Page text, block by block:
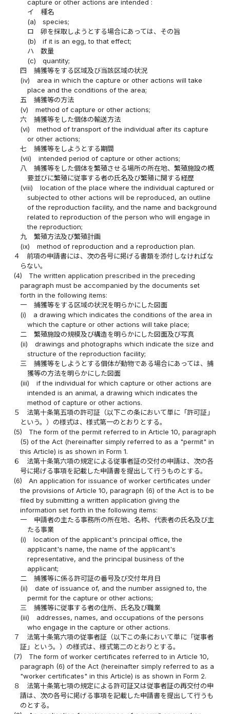
capture or other actions are intended :
イ
種名
(a)
species;
ロ
卵を採取しようとする場合にあっては、その旨
(b)
if it is an egg, to that effect;
ハ
数量
(c)
quantity;
四
捕獲等をする区域及び当該区域の状況
(iv)
area in which the capture or other actions will take
place and the conditions of the area;
五
捕獲等の方法
(v)
method of capture or other actions;
六
捕獲等をした個体の輸送方法
(vi)
method of transport of the individual after its capture
or other actions;
七
捕獲等をしようとする期間
(vii)
intended period of capture or other actions;
八
捕獲等をした個体を繁殖させる場所の所在地、繁殖施設の概
要並びに繁殖に従事する者の氏名及び繁殖に関する経歴
(viii)
location of the place where the individual captured or
subjected to other actions will be reproduced, an outline
of the reproduction facility, and the name and background
related to reproduction of the person who will engage in
the reproduction;
九
繁殖方法及び繁殖計画
(ix)
method of reproduction and a reproduction plan.
４
前項の申請書には、次の各号に掲げる書類を添付しなければな
らない。
(4)
The written application prescribed in the preceding
paragraph must be accompanied by the documents set
forth in the following items:
一
捕獲等をする区域の状況を明らかにした図面
(i)
a drawing which indicates the conditions of the area in
which the capture or other actions will take place;
二
繁殖施設の規模及び構造を明らかにした図面及び写真
(ii)
drawings and photographs which indicate the size and
structure of the reproduction facility;
三
捕獲等をしようとする個体が動物である場合にあっては、捕
獲等の方法を明らかにした図面
(iii)
if the individual for which capture or other actions are
intended is an animal, a drawing which indicates the
method of capture or other actions.
５
法第十条第五項の許可証（以下この条において単に「許可証」
という。）の様式は、様式第一のとおりとする。
(5)
The form of the permit referred to in Article 10, paragraph
(5) of the Act (hereinafter simply referred to as a "permit" in
this Article) is as shown in Form 1.
６
法第十条第六項の規定による従事者証の交付の申請は、次の各
号に掲げる事項を記載した申請書を提出して行うものとする。
(6)
An application for issuance of worker certificates under
the provisions of Article 10, paragraph (6) of the Act is to be
filed by submitting a written application giving the
information set forth in the following items:
一
申請者の主たる事務所の所在地、名称、代表者の氏名及び主
たる事業
(i)
location of the applicant's principal office, the
applicant's name, the name of the applicant's
representative, and the principal business of the
applicant;
二
捕獲等に係る許可証の番号及び交付年月日
(ii)
date of issuance of, and the number assigned to, the
permit for the capture or other actions;
三
捕獲等に従事する者の住所、氏名及び職業
(iii)
addresses, names, and occupations of the persons
who engage in the capture or other actions.
７
法第十条第六項の従事者証（以下この条において単に「従事者
証」という。）の様式は、様式第二のとおりとする。
(7)
The form of worker certificates referred to in Article 10,
paragraph (6) of the Act (hereinafter simply referred to as a
"worker certificates" in this Article) is as shown in Form 2.
８
法第十条第七項の規定による許可証又は従事者証の再交付の申
請は、次の各号に掲げる事項を記載した申請書を提出して行うも
のとする。